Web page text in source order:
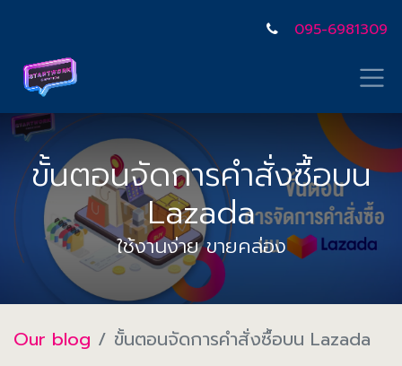
095-6981309
ขั้นตอนจัดการคำสั่งซื้อบน
Lazada
ใช้งานง่าย ขายคล่อง
Our blog ขั้นตอนจัดการคำสั่งซื้อบน Lazada